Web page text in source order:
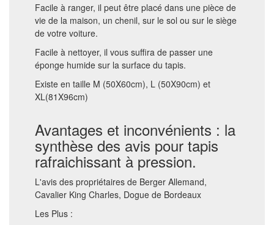
Facile à ranger, il peut être placé dans une pièce de
vie de la maison, un chenil, sur le sol ou sur le siège
de votre voiture.
Facile à nettoyer, il vous suffira de passer une
éponge humide sur la surface du tapis.
Existe en taille M (50X60cm), L (50X90cm) et
XL(81X96cm)
Avantages et inconvénients : la
synthèse des avis pour tapis
rafraichissant à pression.
L'avis des propriétaires de Berger Allemand,
Cavalier King Charles, Dogue de Bordeaux
Les Plus :